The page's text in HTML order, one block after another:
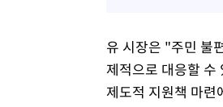
유 시장은 "주민 불
제적으로 대응할
제도적 지원책 마